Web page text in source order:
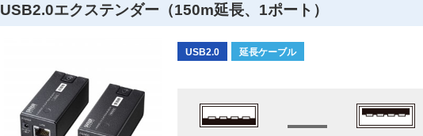
USB2.0エクステンダー（150m延長、1ポート）
USB2.0 延長ケーブル